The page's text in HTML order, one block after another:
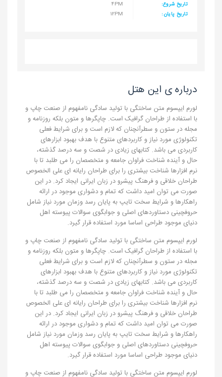
تاریخ شروع:
4PM
تاریخ پایان:
12PM
درباره ی این هتل
لورم ایپسوم متن ساختگی با تولید سادگی نامفهوم از صنعت چاپ و
با استفاده از طراحان گرافیک است. چاپگرها و متون بلکه روزنامه و
مجله در ستون و سطرآنچنان که لازم است و برای شرایط فعلی
تکنولوژی مورد نیاز و کاربردهای متنوع با هدف بهبود ابزارهای
کاربردی می باشد. کتابهای زیادی در شصت و سه درصد گذشته،
حال و آینده شناخت فراوان جامعه و متخصصان را می طلبد تا با
نرم افزارها شناخت بیشتری را برای طراحان رایانه ای علی الخصوص
طراحان خلاقی و فرهنگ پیشرو در زبان ایرانی ایجاد کرد. در این
صورت می توان امید داشت که تمام و دشواری موجود در ارائه
راهکارها و شرایط سخت تایپ به پایان رسد وزمان مورد نیاز شامل
حروفچینی دستاوردهای اصلی و جوابگوی سوالات پیوسته اهل
دنیای موجود طراحی اساسا مورد استفاده قرار گیرد.
لورم ایپسوم متن ساختگی با تولید سادگی نامفهوم از صنعت چاپ و
با استفاده از طراحان گرافیک است. چاپگرها و متون بلکه روزنامه و
مجله در ستون و سطرآنچنان که لازم است و برای شرایط فعلی
تکنولوژی مورد نیاز و کاربردهای متنوع با هدف بهبود ابزارهای
کاربردی می باشد. کتابهای زیادی در شصت و سه درصد گذشته،
حال و آینده شناخت فراوان جامعه و متخصصان را می طلبد تا با
نرم افزارها شناخت بیشتری را برای طراحان رایانه ای علی الخصوص
طراحان خلاقی و فرهنگ پیشرو در زبان ایرانی ایجاد کرد. در این
صورت می توان امید داشت که تمام و دشواری موجود در ارائه
راهکارها و شرایط سخت تایپ به پایان رسد وزمان مورد نیاز شامل
حروفچینی دستاوردهای اصلی و جوابگوی سوالات پیوسته اهل
دنیای موجود طراحی اساسا مورد استفاده قرار گیرد.
لورم ایپسوم متن ساختگی با تولید سادگی نامفهوم از صنعت چاپ و